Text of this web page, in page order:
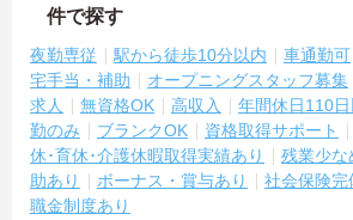
件で探す
夜勤専従 駅から徒歩10分以内 車通勤可
宅手当・補助
オープニングスタッフ募集
求人
無資格OK 高収入 年間休日110日
勤のみ
ブランクOK 資格取得サポート
休･育休･介護休暇取得実績あり
残業少な
助あり
ボーナス・賞与あり 社会保険完
職金制度あり